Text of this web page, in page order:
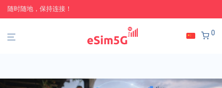
随时随地，保持连接！
0